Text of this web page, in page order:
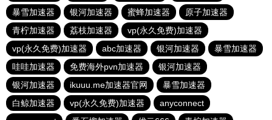
暴雪加速器
银河加速器 蜜蜂加速器
原子加速器
青柠加速器
荔枝加速器
vp(永久免费)加速器
vp(永久免费)加速器
abc加速器 银河加速器
暴雪加速器
哇哇加速器
免费海外pvn加速器
银河加速器
银河加速器
ikuuu.me加速器官网
暴雪加速器
白鲸加速器
vp(永久免费)加速器
anyconnect